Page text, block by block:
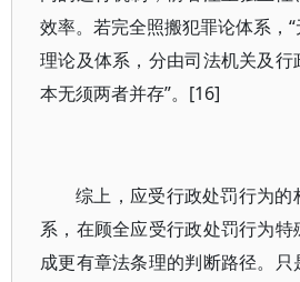
效率。若完全照搬犯罪论体系，
理论及体系，分由司法机关及
本无须两者并存”。[16]
综上，应受行政处罚行为
系，在顾全应受行政处罚行为
成更有章法条理的判断路径。